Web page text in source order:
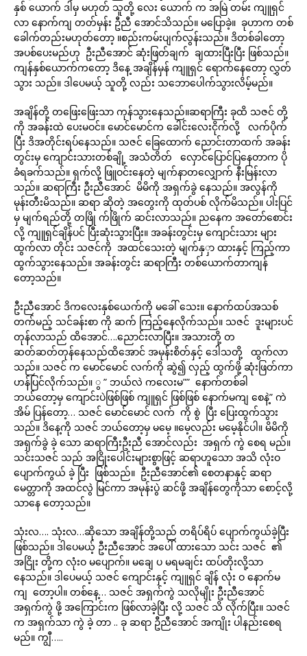
နှစ် ယောက် ဒါမှ မဟုတ် သူတို့ လေး ယောက် က အမြဲ တမ်း ကျူရှင်
လာ နောက်ကျ တတ်မှန်း ဦညီ အောင်သိသည်။ မပြောခဲ့။ ခုဟာက တစ်
ခေါက်တည်းမဟုတ်တော့ ။စည်းကမ်းပျက်လွန်းသည်။ ဒိတစ်ခါတော့
အပစ်ပေးမည်ဟု ဦးညီအောင် ဆုံးဖြတ်ချက် ချထားပြီးပြီး ဖြစ်သည်။
ကျန်နှစ်ယောက်ကတော့ ဒိနေ့ အချိန်မှန် ကျူရှင် ရောက်နေတော့ လွှတ်
သွား သည်။ ဒါပေမယ့် သူတို့ လည်း သဘောပေါက်သွားလိမ့်မည်။
အချိန်တို့ တဖြေးဖြေးသာ ကုန်သွားနေသည်။ဆရာကြီး ခုထိ သဇင် တို့
ကို အခန်းထဲ ပေးမဝင်။ မောင်မောင်က ခေါင်းလေးငိုက်လို့ လက်ပိုက်
ပြီး ဒိအတိုင်းရပ်နေသည်။ သဇင် ခြေထောက် ညောင်းတာထက် အခန်း
တွင်းမှ ကျောင်းသားတစ်ချို့ အသံတိတ် လှောင်ပြောင်ပြနေတာက ပို
ခံရခက်သည်။ ရှက်လို့ ဖြူဝင်းနေတဲ့ မျက်နာတလျှောက် နီးမြန်းလာ
သည်။ ဆရာကြီး ဦးညီအောင် မိမိကို အရှက်ခွဲ နေသည်။ အလွန်ကို
မုန်းတီးမိသည်။ ဆရာ ဆိုတဲ့ အတွေးကို ထုတ်ပစ် လိုက်မိသည်။ ပါးပြင်
မှ မျက်ရည်တို့ တဖြို က်ဖြိုက် ဆင်းလာသည်။ ညနေက အတော်စောင်း
လို့ ကျူရှင်ချိန်ပင် ပြီးဆုံးသွားပြီး။ အခန်းတွင်းမှ ကျောင်းသား များ
ထွက်လာ တိုင်း သဇင်ကို အထင်သေးတဲ့ မျက်နှှာ ထားနှင့် ကြည့်ကာ
ထွက်သွားနေသည်။ အခန်းတွင်း ဆရာကြီး တစ်ယောက်တာကျန်
တော့သည်။
ဦးညီအောင် ဒိကလေးနှစ်ယေက်ကို မခေါ် သေး။ နောက်ထပ်အသစ်
တက်မည့် သင်ခန်းစာ ကို ဆက် ကြည့်နေလိုက်သည်။ သဇင် ဒူးများပင်
တုန်လာသည် ထိအောင်….ညောင်းလာပြီး။ အသားတို့ တ
ဆတ်ဆတ်တုန်နေသည်ထိအောင် အမုန်းစိတ်နှင့် ဒေါသတို့ ထွက်လာ
သည်။ သဇင် က မောင်မောင် လက်ကို ဆွဲ၍ လှည့် ထွက်ဖို့ ဆုံးဖြတ်ကာ
ဟန်ပြင်လိုက်သည်။ ွ ” ဘယ်လဲ ကလေးမ”” နောက်တစ်ခါ
ဘယ်တော့မှ ကျောင်းပဲဖြစ်ဖြစ် ကျူရှင် ဖြစ်ဖြစ် နောက်မကျ စေနဲ့” ကဲ
အိမ် ပြန်တော့… သဇင် မောင်မောင် လက် ကို စွဲ ပြီး ပြေးထွက်သွား
သည်။ ဒိနေ့ကို သဇင် ဘယ်တော့မှ မမေ့ ။မေ့လည်း မမေ့နိုင်ပါ။ မိမိကို
အရှက်ခွဲ ခဲ့ သော ဆရာကြီးဦးညီ အောင်လည်း အရှက် ကွဲ စေရ မည်။
သင်းသဇင် သည် အငြိုးပေါင်းများစွာဖြင့် ဆရာဟူသော အသိ လုံးဝ
ပျောက်ကွယ် ခဲ့ ပြီး ဖြစ်သည်။ ဦးညီအောင်၏ စေတနာနှင့် ဆရာ
မေတ္တာကို အထင်လွဲ မြင်ကာ အမုန်းပွဲ ဆင်ဖို့ အချိန်တွေကိုသာ စောင့်လို့
သာနေ တော့သည်။
သုံးလ…. သုံးလ…ဆိုသော အချိန်တို့သည် တရိပ်ရိပ် ပျောက်ကွယ်ခဲ့ပြီး
ဖြစ်သည်။ ဒါပေမယ့် ဦးညီအောင် အပေါ် ထားသော သင်း သဇင် ၏
အငြိုး တို့က လုံးဝ မပျောက်။ မချေ ပ မရမချင်း ထပ်တိုးလို့သာ
နေသည်။ ဒါပေမယ့် သဇင် ကျောင်းနှင့် ကျူရှင် ချိန် လုံး ဝ နောက်မ
ကျ တော့ပါ။ တစ်နေ့… သဇင် အရှက်ကွဲ သလိုမျိုး ဦးညီအောင်
အရှက်ကွဲ ဖို့ အကြောင်းက ဖြစ်လာခဲ့ပြီး လို့ သဇင် သိ လိုက်ပြီး။ သဇင်
က အရှက်သာ ကွဲ ခဲ့ တာ .. ခု ဆရာ ဦညီအောင် အကျိုး ပါနည်းစေရ
မည်။ ကျွီ…..